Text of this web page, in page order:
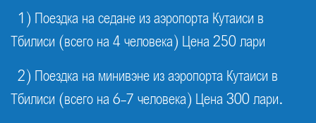
1) Поездка на седане из аэропорта Кутаиси в
Тбилиси (всего на 4 человека) Цена 250 лари
2) Поездка на минивэне из аэропорта Кутаиси в
Тбилиси (всего на 6-7 человека) Цена 300 лари.